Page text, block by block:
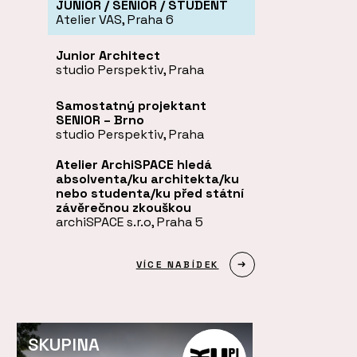
JUNIOR / SENIOR / STUDENT
Atelier VAS, Praha 6
Junior Architect
studio Perspektiv, Praha
Samostatný projektant
SENIOR – Brno
studio Perspektiv, Praha
Atelier ArchiSPACE hledá
absolventa/ku architekta/ku
nebo studenta/ku před státní
závěrečnou zkouškou
archiSPACE s.r.o, Praha 5
VÍCE NABÍDEK
SKUPINA